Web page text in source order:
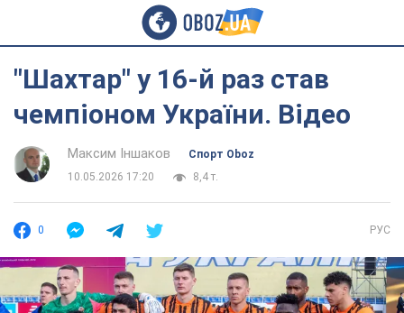
"Шахтар" у 16-й раз став
чемпіоном України. Відео
Максим Іншаков
Спорт Oboz
10.05.2026 17:20
8,4 т.
0 РУС